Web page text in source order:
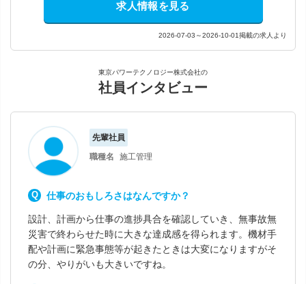
求人情報を見る
2026-07-03～2026-10-01掲載の求人より
東京パワーテクノロジー株式会社の
社員インタビュー
先輩社員
職種名
施工管理
仕事のおもしろさはなんですか？
設計、計画から仕事の進捗具合を確認していき、無事故無
災害で終わらせた時に大きな達成感を得られます。機材手
配や計画に緊急事態等が起きたときは大変になりますがそ
の分、やりがいも大きいですね。